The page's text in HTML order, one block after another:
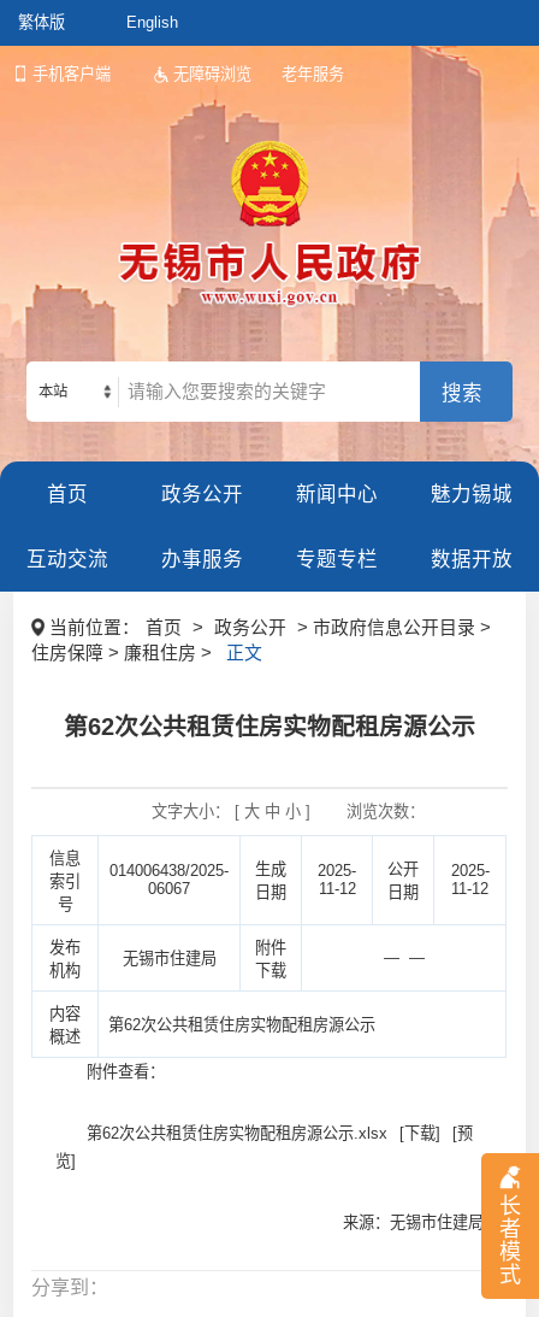
繁体版 English
手机客户端 无障碍浏览 老年服务
长
者
模
式
本站
首页 政务公开 新闻中心 魅力锡城
互动交流 办事服务 专题专栏 数据开放
当前位置： 首页 > 政务公开
> 市政府信息公开目录 >
住房保障 > 廉租住房 >
正文
第62次公共租赁住房实物配租房源公示
文字大小： [ 大 中 小] 浏览次数：
信息
索引
号
014006438/2025-
06067
生成
日期
2025-
11-12
公开
日期
2025-
11-12
发布
机构
无锡市住建局
附件
下载
— —
内容
概述
第62次公共租赁住房实物配租房源公示
附件查看：
第62次公共租赁住房实物配租房源公示.xlsx [下载]
[预
览]
来源：无锡市住建局
分享到：